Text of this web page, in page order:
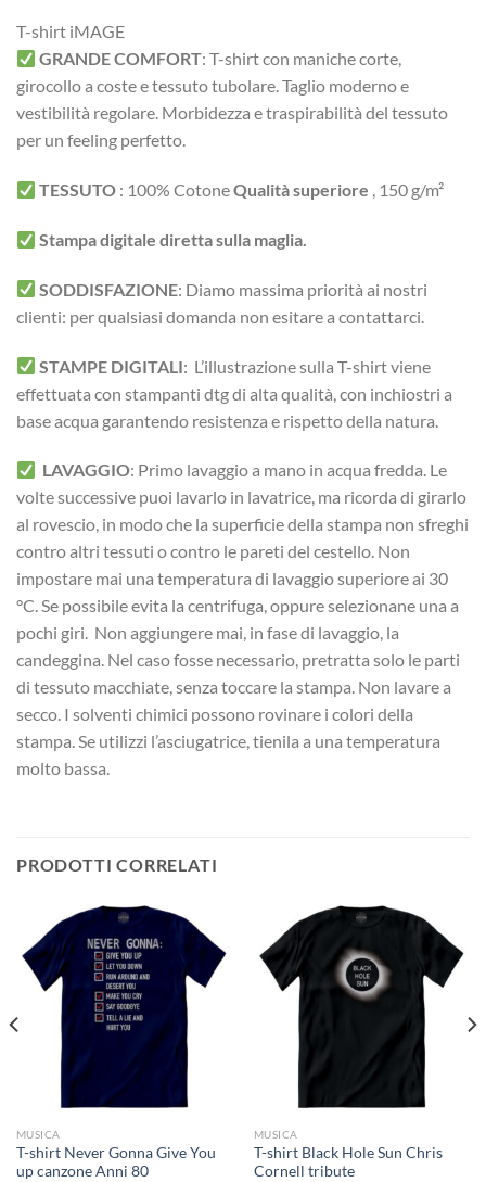
T-shirt iMAGE
GRANDE COMFORT:T-shirt con maniche corte,
girocollo a coste e tessuto tubolare. Taglio moderno e
vestibilità regolare. Morbidezza e traspirabilità del tessuto
per un feeling perfetto.
TESSUTO : 100% CotoneQualità superiore , 150 g/m²
Stampa digitale diretta sulla maglia.
SODDISFAZIONE: Diamo massima priorità ai nostri
clienti: per qualsiasi domanda non esitare a contattarci.
STAMPE DIGITALI: L’illustrazione sulla T-shirt viene
effettuata con stampanti dtg di alta qualità, con inchiostri a
base acqua garantendo resistenza e rispetto della natura.
LAVAGGIO: Primo lavaggio a mano in acqua fredda. Le
volte successive puoi lavarlo in lavatrice, ma ricorda di girarlo
al rovescio, in modo che la superficie della stampa non sfreghi
contro altri tessuti o contro le pareti del cestello. Non
impostare mai una temperatura di lavaggio superiore ai 30
°C. Se possibile evita la centrifuga, oppure selezionane una a
pochi giri. Non aggiungere mai, in fase di lavaggio, la
candeggina. Nel caso fosse necessario, pretratta solo le parti
di tessuto macchiate, senza toccare la stampa. Non lavare a
secco. I solventi chimici possono rovinare i colori della
stampa. Se utilizzi l’asciugatrice, tienila a una temperatura
molto bassa.
PRODOTTI CORRELATI
MUSICA
T-shirt Never Gonna Give You
up canzone Anni 80
MUSICA
T-shirt Black Hole Sun Chris
Cornell tribute